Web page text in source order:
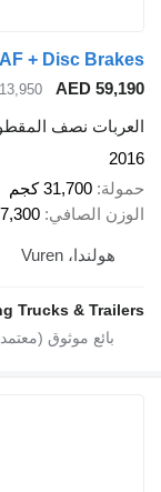
/ SAF + Disc
AED
€13,950
≈ $16,120
نصف المقطورة -
31,700 كجم سعة 90 م3
7,300 كجم
De Jong Trucks &